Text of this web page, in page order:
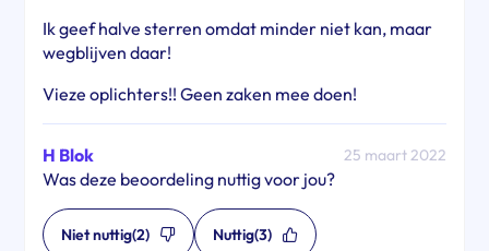
Ik geef halve sterren omdat minder niet kan, maar
wegblijven daar!
Vieze oplichters!! Geen zaken mee doen!
H Blok 25 maart 2022
Was deze beoordeling nuttig voor jou?
Niet nuttig(2) Nuttig(3)